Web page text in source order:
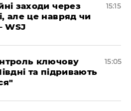
заходи через
але це навряд чи
WSJ
15:15
ключову
та підривають
15:05